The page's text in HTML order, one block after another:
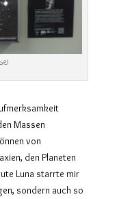
Massen
von
den Planeten
Luna starrte mir
sondern auch so